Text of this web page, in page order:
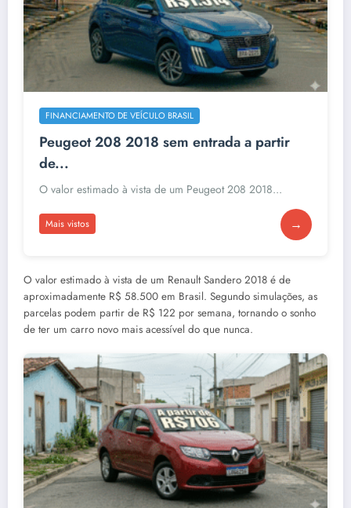
FINANCIAMENTO DE VEÍCULO BRASIL
Peugeot 208 2018 sem entrada a partir
de...
O valor estimado à vista de um Peugeot 208 2018...
Mais vistos →
O valor estimado à vista de um Renault Sandero 2018 é de
aproximadamente R$ 58.500 em Brasil. Segundo simulações, as
parcelas podem partir de R$ 122 por semana, tornando o sonho
de ter um carro novo mais acessível do que nunca.